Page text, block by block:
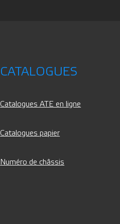
CATALOGUES
Catalogues ATE en ligne
Catalogues papier
Numéro de châssis